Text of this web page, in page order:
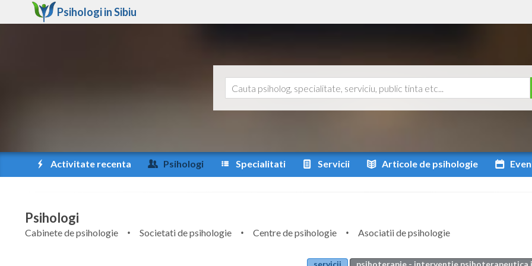
Psihologi inSibiu
Activitate recenta Psihologi Specialitati Servicii Articole de psihologie
Psihologi
Cabinete de psihologie Societati de psihologie Centre de psihologie
Asociatii de psihologie
servicii
psihoterapie - interventie psihoterapeutica